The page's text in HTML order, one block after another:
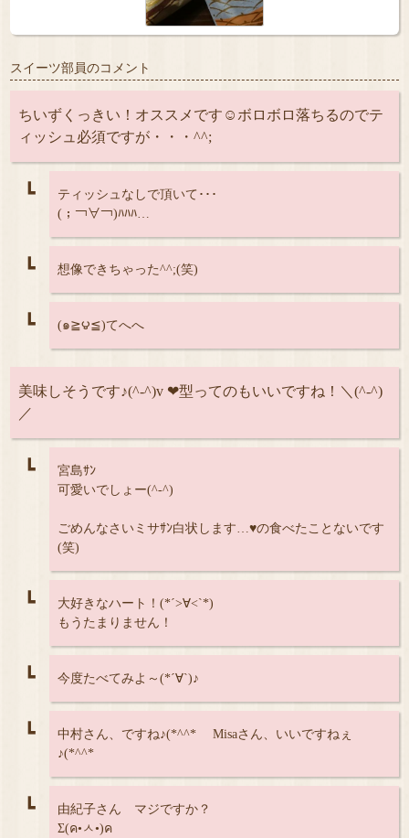
スイーツ部員のコメント
ちいずくっきい！オススメです☺️ボロボロ落ちるのでテ
ィッシュ必須ですが・・・^^;
┗
ティッシュなしで頂いて･･･
(；￢∀￢)ﾊﾊﾊ…
┗ 想像できちゃった^^;(笑)
┗ (๑≧౪≦)てへへ
美味しそうです♪(^-^)v ❤型ってのもいいですね！＼(^-^)
／
┗
宮島ｻﾝ
可愛いでしょー(^-^)
ごめんなさいミサｻﾝ白状します…♥️の食べたことないです
(笑)
┗
大好きなハート！(*´>∀<`*)
もうたまりません！
┗ 今度たべてみよ～(*´∀`)♪
┗
中村さん、ですね♪(*^^*ゞ Misaさん、いいですねぇ
♪(*^^*ゞ
┗
由紀子さん マジですか？
Σ(ค•ㅅ•)ค